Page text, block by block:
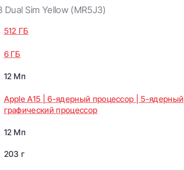
Dual Sim Yellow (MR5J3)
512 ГБ
6 ГБ
12 Мп
Apple A15 | 6-ядерный процессор | 5-ядерный
графический процессор
12 Мп
203 г